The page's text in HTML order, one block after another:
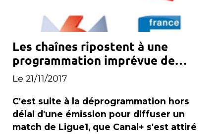
Les chaînes ripostent à une
programmation imprévue de
Canal+
Le 21/11/2017
C'est suite à la déprogrammation hors
délai d'une émission pour diffuser un
match de Ligue1, que Canal+ s'est attiré